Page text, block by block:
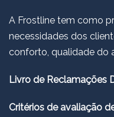
A Frostline tem como
necessidades dos
conforto, qualidade do
Livro de Reclamações
Critérios de avaliação